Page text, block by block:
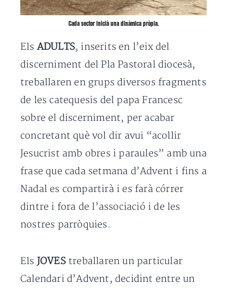
Cada sector inicià una dinàmica pròpia.
Els ADULTS, inserits en l’eix del
discerniment del Pla Pastoral diocesà,
treballaren en grups diversos fragments
de les catequesis del papa Francesc
sobre el discerniment, per acabar
concretant què vol dir avui “acollir
Jesucrist amb obres i paraules” amb una
frase que cada setmana d’Advent i fins a
Nadal es compartirà i es farà córrer
dintre i fora de l’associació i de les
nostres parròquies.
Els JOVES treballaren un particular
Calendari d’Advent, decidint entre un